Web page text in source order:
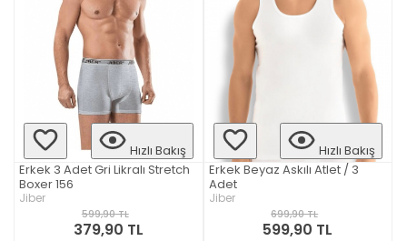
Hızlı Bakış
Erkek 3 Adet Gri Likralı Stretch
Boxer 156
Jiber
599,90 TL
379,90 TL
Hızlı Bakış
Erkek Beyaz Askılı Atlet / 3
Adet
Jiber
699,90 TL
599,90 TL